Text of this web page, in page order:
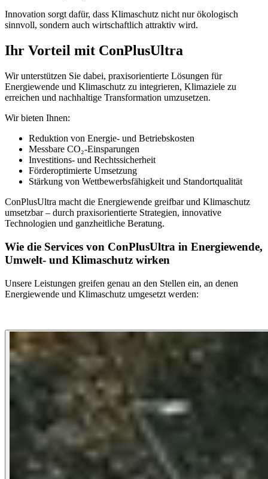
Innovation sorgt dafür, dass Klimaschutz nicht nur ökologisch
sinnvoll, sondern auch wirtschaftlich attraktiv wird.
Ihr Vorteil mit ConPlusUltra
Wir unterstützen Sie dabei, praxisorientierte Lösungen für
Energiewende und Klimaschutz zu integrieren, Klimaziele zu
erreichen und nachhaltige Transformation umzusetzen.
Wir bieten Ihnen:
Reduktion von Energie- und Betriebskosten
Messbare CO₂‑Einsparungen
Investitions‑ und Rechtssicherheit
Förderoptimierte Umsetzung
Stärkung von Wettbewerbsfähigkeit und Standortqualität
ConPlusUltra macht die Energiewende greifbar und Klimaschutz
umsetzbar – durch praxisorientierte Strategien, innovative
Technologien und ganzheitliche Beratung.
Wie die Services von ConPlusUltra in Energiewende,
Umwelt- und Klimaschutz wirken
Unsere Leistungen greifen genau an den Stellen ein, an denen
Energiewende und Klimaschutz umgesetzt werden: